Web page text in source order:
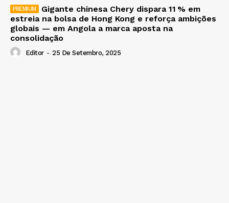
Gigante chinesa Chery dispara 11 % em
estreia na bolsa de Hong Kong e reforça ambições
globais — em Angola a marca aposta na
consolidação
Editor - 25 De Setembro, 2025